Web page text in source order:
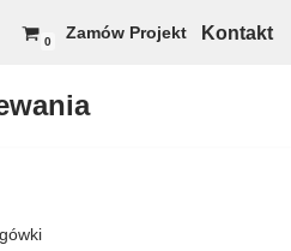
0 Zamów Projekt Kontakt